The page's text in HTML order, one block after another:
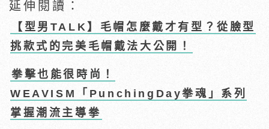
延伸閱讀：
【型男TALK】毛帽怎麼戴才有型？從臉型
挑款式的完美毛帽戴法大公開！
拳擊也能很時尚！
WEAVISM「PunchingDay拳魂」系列
掌握潮流主導拳